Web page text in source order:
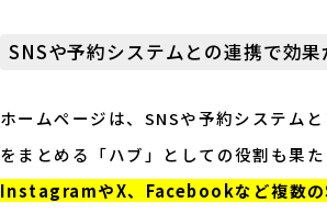
SNSや予約システムとの連携で効果
ホームページは、SNSや予約システム
をまとめる「ハブ」としての役割も果た
InstagramやX、Facebookなど複数の